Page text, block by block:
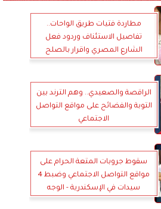
مطاردة فتيات طريق الواحات..
تفاصيل الاستئناف وردود فعل
الشارع المصري واقرار بالصلح
الراقصة والصعيدي.. وهم الترند بين
التوبة والفضائح على مواقع التواصل
الاجتماعي
سقوط جروبات المتعة الحرام على
مواقع التواصل الاجتماعي وضبط 4
سيدات في الإسكندرية - الوجه